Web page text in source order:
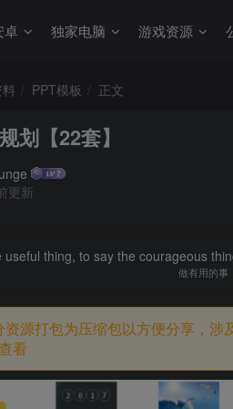
卓 独家电脑 游戏资源
PPT模板 正文
划【22套】
更新
useful thing, to say the courageous
做有用的事
资源打包为压缩包以方便分享，
查看